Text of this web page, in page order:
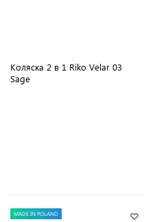
Коляска 2 в 1 Riko Velar 03
Sage
MADE IN POLAND